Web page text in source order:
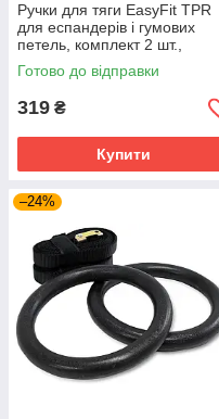
Ручки для тяги EasyFit TPR
для еспандерів і гумових
петель, комплект 2 шт.,
антиковзні рукоятки для
силових тренувань (EF-2713-
Готово до відправки
319 ₴
Купити
–24%